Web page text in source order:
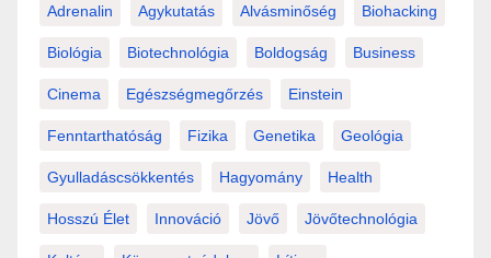
Adrenalin Agykutatás Alvásminőség Biohacking
Biológia Biotechnológia Boldogság Business
Cinema Egészségmegőrzés Einstein
Fenntarthatóság Fizika Genetika Geológia
Gyulladáscsökkentés Hagyomány Health
Hosszú Élet Innováció Jövő Jövőtechnológia